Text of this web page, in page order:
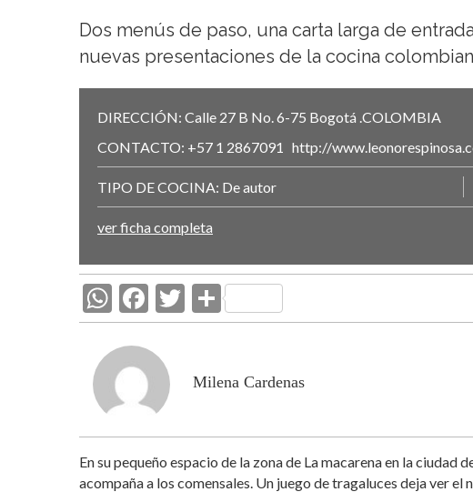
Dos menús de paso, una carta larga de
nuevas presentaciones de la cocina
DIRECCIÓN: Calle 27 B No. 6-75 Bogotá COLOMBIA
CONTACTO: +57 1 2867091 http://
TIPO DE COCINA: De autor
ver ficha completa
W
h
at
s
A
p
p
F
ac
e
o
o
k
T
w
er
C
o
p
ti
r
Milena Cardenas
En su pequeño espacio de la zona de La macarena en la
acompaña a los comensales. Un juego de tragaluces deja ver el